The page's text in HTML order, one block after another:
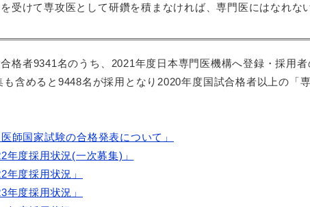
受けて専攻医として研鑽を積まなければ、専門医にはなれな
格者9341名のうち、2021年度日本専門医機構へ登録・採用
含めると9448名が採用となり2020年度国試合格者以上の「
師国家試験の合格発表について」
年度採用状況(一次募集)」
年度採用状況」
年度採用状況」